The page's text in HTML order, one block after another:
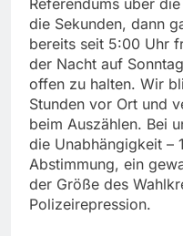
Referendums über
die Sekunden, dann
bereits seit 5:00 Uhr
der Nacht auf
offen zu halten. Wir
Stunden vor Ort und
beim Auszählen. Bei
die Unabhängigkeit –
Abstimmung, ein
der Größe des
Polizeirepression.